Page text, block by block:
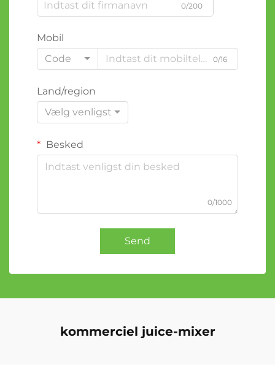
0/200
Mobil
Code
0/16
Land/region
Vælg venligst
Besked
0/1000
Send
kommerciel juice-mixer